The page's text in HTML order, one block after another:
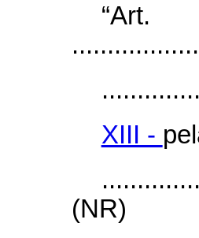
XIII -
(NR)